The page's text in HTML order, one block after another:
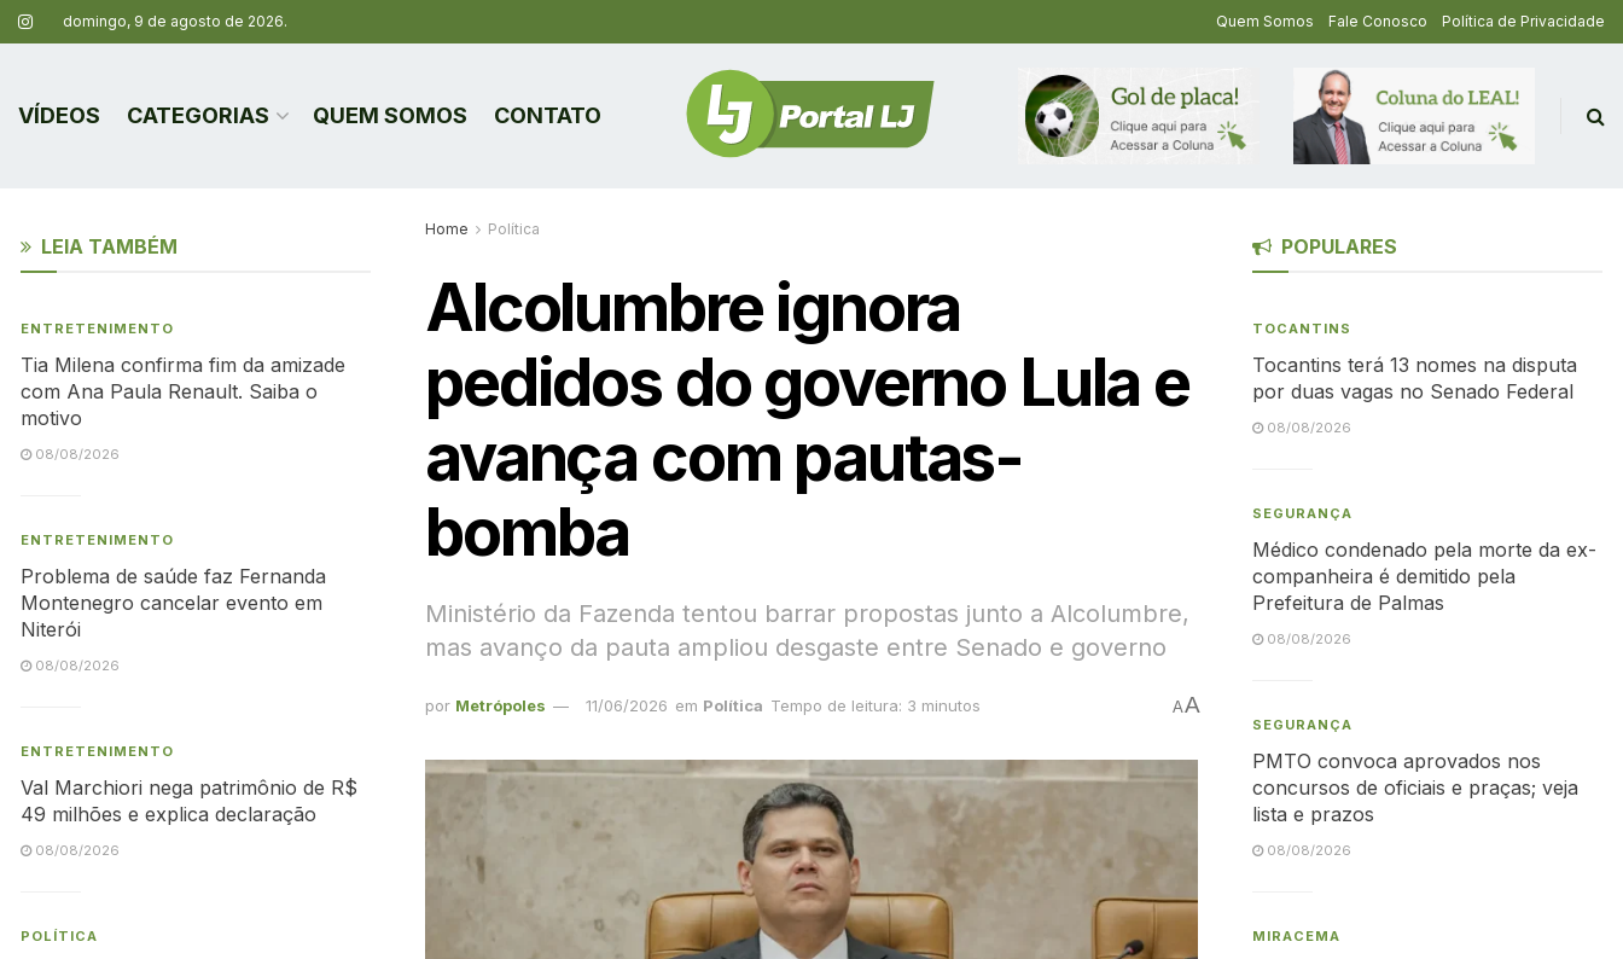
domingo, 9 de agosto de 2026. Quem Somos Fale Conosco Política de Privacidade
VÍDEOS CATEGORIAS QUEM SOMOS CONTATO
Home Política
Alcolumbre ignora
pedidos do governo Lula e
avança com pautas-
bomba
Ministério da Fazenda tentou barrar propostas junto a Alcolumbre,
mas avanço da pauta ampliou desgaste entre Senado e governo
por Metrópoles 11/06/2026 em Política Tempo de leitura: 3 minutos AA
LEIA TAMBÉM
ENTRETENIMENTO
Tia Milena confirma fim da amizade
com Ana Paula Renault. Saiba o
motivo
08/08/2026
ENTRETENIMENTO
Problema de saúde faz Fernanda
Montenegro cancelar evento em
Niterói
08/08/2026
ENTRETENIMENTO
Val Marchiori nega patrimônio de R$
49 milhões e explica declaração
08/08/2026
POLÍTICA
POPULARES
TOCANTINS
Tocantins terá 13 nomes na disputa
por duas vagas no Senado Federal
08/08/2026
SEGURANÇA
Médico condenado pela morte da ex-
companheira é demitido pela
Prefeitura de Palmas
08/08/2026
SEGURANÇA
PMTO convoca aprovados nos
concursos de oficiais e praças; veja
lista e prazos
08/08/2026
MIRACEMA